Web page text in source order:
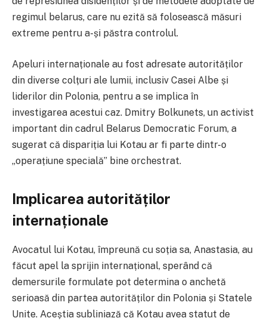
regimul belarus, care nu ezită să folosească măsuri
extreme pentru a-și păstra controlul.
Apeluri internaționale au fost adresate autorităților
din diverse colțuri ale lumii, inclusiv Casei Albe și
liderilor din Polonia, pentru a se implica în
investigarea acestui caz. Dmitry Bolkunets, un activist
important din cadrul Belarus Democratic Forum, a
sugerat că dispariția lui Kotau ar fi parte dintr-o
„operațiune specială” bine orchestrat.
Implicarea autorităților
internaționale
Avocatul lui Kotau, împreună cu soția sa, Anastasia, au
făcut apel la sprijin internațional, sperând că
demersurile formulate pot determina o anchetă
serioasă din partea autorităților din Polonia și Statele
Unite. Aceștia subliniază că Kotau avea statut de